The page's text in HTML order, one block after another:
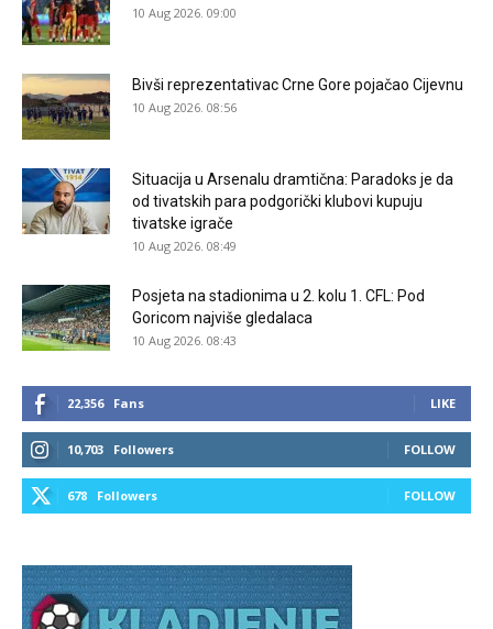
10 Aug 2026. 09:00
Bivši reprezentativac Crne Gore pojačao Cijevnu
10 Aug 2026. 08:56
Situacija u Arsenalu dramtična: Paradoks je da
od tivatskih para podgorički klubovi kupuju
tivatske igrače
10 Aug 2026. 08:49
Posjeta na stadionima u 2. kolu 1. CFL: Pod
Goricom najviše gledalaca
10 Aug 2026. 08:43
22,356 Fans LIKE
10,703 Followers FOLLOW
678 Followers FOLLOW